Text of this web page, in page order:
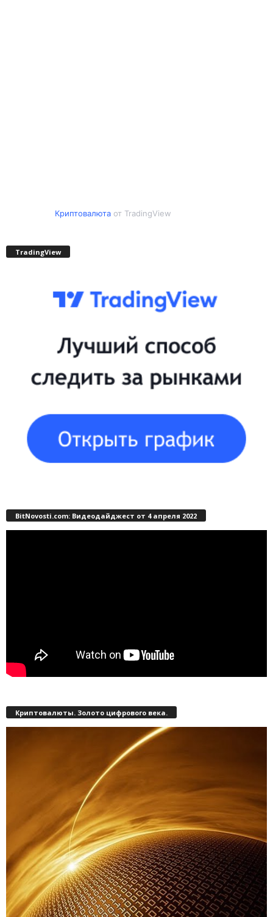
Криптовалютаот TradingView
TradingView
BitNovosti.com: Видеодайджест от 4 апреля 2022
Криптовалюты. Золото цифрового века.